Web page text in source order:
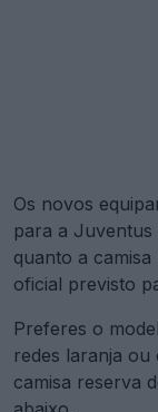
Os novos
para a Juventus
quanto a
oficial previsto
Preferes o
redes laranja
camisa reserva